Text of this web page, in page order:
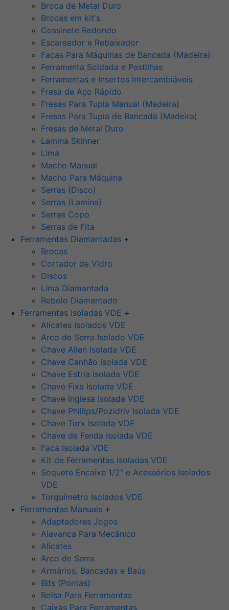
Broca de Metal Duro
Brocas em kit's
Cossinete Redondo
Escareador e Rebaixador
Facas Para Máquinas de Bancada (Madeira)
Ferramenta Soldada e Pastilhas
Ferramentas e Insertos Intercambiáveis
Fresa de Aço Rápido
Fresas Para Tupia Manual (Madeira)
Fresas Para Tupia de Bancada (Madeira)
Fresas de Metal Duro
Lamina Skinner
Lima
Macho Manual
Macho Para Máquina
Serras (Disco)
Serras (Lamina)
Serras Copo
Serras de Fita
Ferramentas Diamantadas +
Brocas
Cortador de Vidro
Discos
Lima Diamantada
Rebolo Diamantado
Ferramentas Isoladas VDE +
Alicates Isolados VDE
Arco de Serra Isolado VDE
Chave Allen Isolada VDE
Chave Canhão Isolada VDE
Chave Estria Isolada VDE
Chave Fixa Isolada VDE
Chave Inglesa Isolada VDE
Chave Phillips/Pozidriv Isolada VDE
Chave Torx Isolada VDE
Chave de Fenda Isolada VDE
Faca Isolada VDE
Kit de Ferramentas Isoladas VDE
Soquete Encaixe 1/2" e Acessórios Isolados
VDE
Torquímetro Isolados VDE
Ferramentas Manuais +
Adaptadores Jogos
Alavanca Para Mecânico
Alicates
Arco de Serra
Armários, Bancadas e Baús
Bits (Pontas)
Bolsa Para Ferramentas
Caixas Para Ferramentas